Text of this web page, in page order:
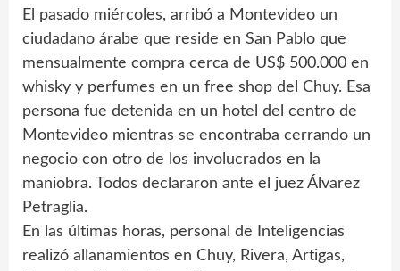
El pasado miércoles, arribó a Montevideo un
ciudadano árabe que reside en San Pablo que
mensualmente compra cerca de US$ 500.000 en
whisky y perfumes en un free shop del Chuy. Esa
persona fue detenida en un hotel del centro de
Montevideo mientras se encontraba cerrando un
negocio con otro de los involucrados en la
maniobra. Todos declararon ante el juez Álvarez
Petraglia.
En las últimas horas, personal de Inteligencias
realizó allanamientos en Chuy, Rivera, Artigas,